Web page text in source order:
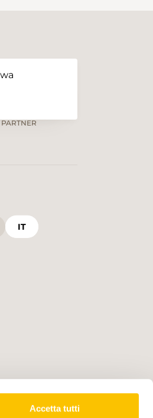
Accetta tutti
PARTNER
IT